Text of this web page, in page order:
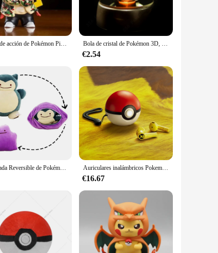
Figura de acción de Pokémon Pikachu, Mini Q, modelo de dibujos animados lindo, juguetes de PVC, regalos para niños, 8CM Bola de cristal de Pokémon 3D, Pikachu Gengar Mew Mewtwo, Base de lámpara, Pokeball de cristal, figura de bola de cristal de Pokémon, luz nocturna, regalo de cumpleaños
€2.54
Almohada Reversible de Pokémon para niños, cojín de peluche de 20cm, transformable, Snorlax, regalo Auriculares inalámbricos Pokemon Pikachu, Bluetooth 5,0, Razer Sport, reducción de ruido, Control táctil, micrófono, regalos universales
€16.67